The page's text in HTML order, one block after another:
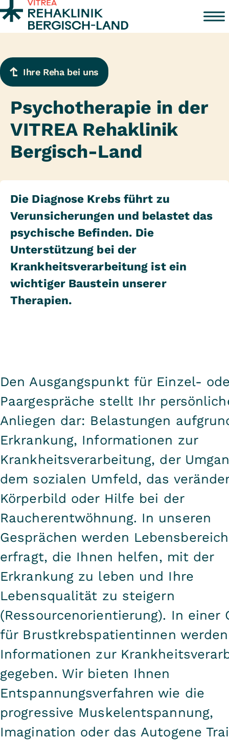
Zum Inhalt springen
Ihre Reha bei uns
Psychotherapie in der
VITREA Rehaklinik
Bergisch-Land
Die Diagnose Krebs führt zu
Verunsicherungen und belastet das
psychische Befinden. Die
Unterstützung bei der
Krankheitsverarbeitung ist ein
wichtiger Baustein unserer
Therapien.
Den Ausgangspunkt für Einzel-
Paargespräche stellt Ihr
Anliegen dar: Belastungen
Erkrankung, Informationen zur
Krankheitsverarbeitung, der
dem sozialen Umfeld, das
Körperbild oder Hilfe bei der
Raucherentwöhnung. In unseren
Gesprächen werden
erfragt, die Ihnen helfen, mit der
Erkrankung zu leben und Ihre
Lebensqualität zu steigern
(Ressourcenorientierung). In einer
für Brustkrebspatientinnen werden
Informationen zur
gegeben. Wir bieten Ihnen
Entspannungsverfahren wie die
progressive Muskelentspannung,
Imagination oder das Autogene